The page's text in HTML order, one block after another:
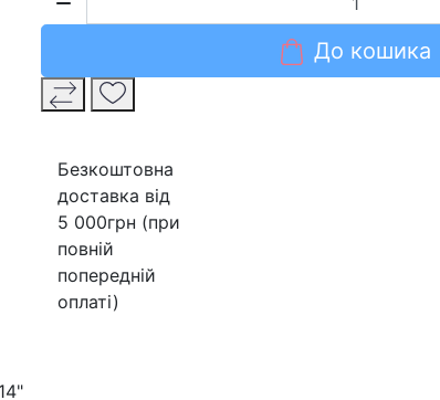
До кошика
Безкоштовна
доставка від
5 000грн (при
повній
попередній
оплаті)